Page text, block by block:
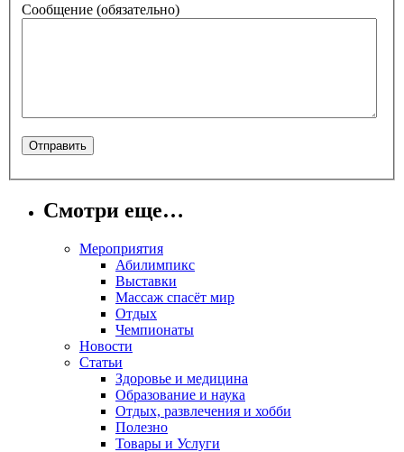
Сообщение (обязательно)
Смотри еще…
Мероприятия
Абилимпикс
Выставки
Массаж спасёт мир
Отдых
Чемпионаты
Новости
Статьи
Здоровье и медицина
Образование и наука
Отдых, развлечения и хобби
Полезно
Товары и Услуги